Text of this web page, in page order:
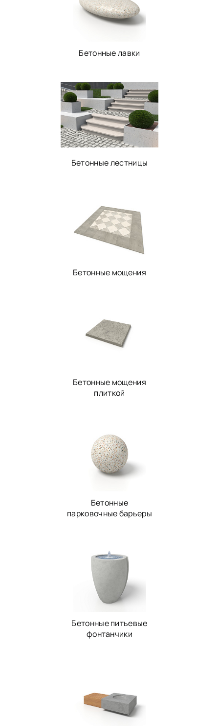
Бетонные лавки
Бетонные лестницы
Бетонные мощения
Бетонные мощения
плиткой
Бетонные
парковочные барьеры
Бетонные питьевые
фонтанчики